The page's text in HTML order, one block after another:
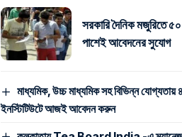
সরকারি দৈনিক মজুরিতে
পাশেই আবেদনের সুযোগ
মাধ্যমিক, উচ্চ মাধ্যমিক সহ বিভিন্ন যোগ্যতায়
ইনস্টিটিউটে আজই আবেদন করুন